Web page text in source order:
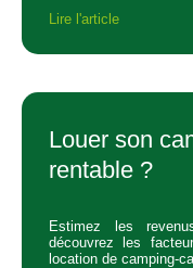
Lire l'article
Louer son
rentable ?
Estimez les
découvrez les
location de camping-